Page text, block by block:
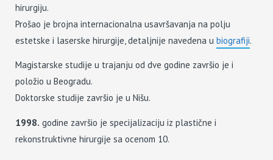
hirurgiju.
Prošao je brojna internacionalna usavršavanja na polju
estetske i laserske hirurgije, detaljnije navedena u biografiji.
Magistarske studije u trajanju od dve godine završio je i
položio u Beogradu.
Doktorske studije završio je u Nišu.
1998. godine završio je specijalizaciju iz plastične i
rekonstruktivne hirurgije sa ocenom 10.